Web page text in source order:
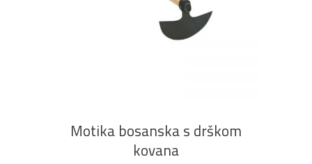
Elektromaterijal
Vijčana
BicikliMotika bosanska s drškom
kovana